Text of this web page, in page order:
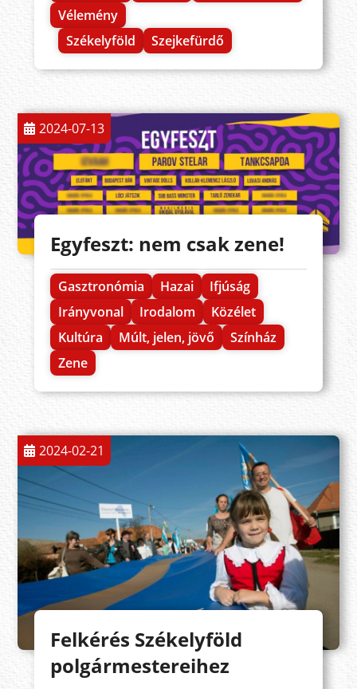
Vélemény
Székelyföld
Szejkefürdő
2024-07-13
Egyfeszt: nem csak zene!
Gasztronómia Hazai
Ifjúság
Irányvonal
Irodalom
Közélet
Kultúra
Múlt, jelen, jövő
Színház
Zene
2024-02-21
Felkérés Székelyföld
polgármestereihez